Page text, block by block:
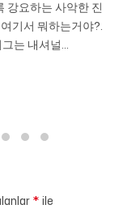
강요하는 사악한 진
기서 뭐하는거야?.
는 내셔널...
* ile